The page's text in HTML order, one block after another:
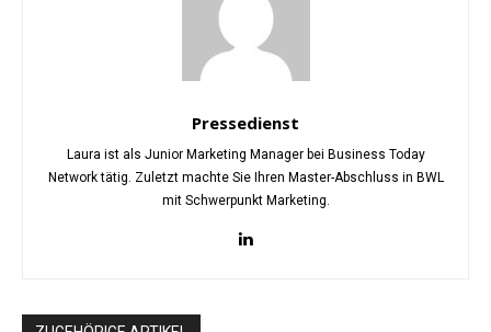
Pressedienst
Laura ist als Junior Marketing Manager bei Business Today
Network tätig. Zuletzt machte Sie Ihren Master-Abschluss in BWL
mit Schwerpunkt Marketing.